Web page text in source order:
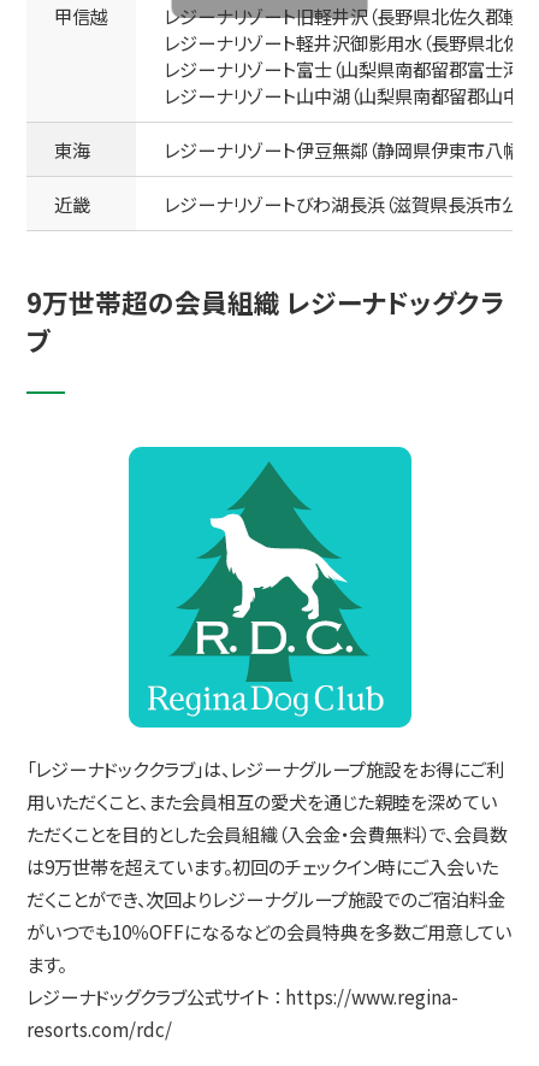
甲信越
レジーナリゾート旧軽井沢（長野県北佐久郡軽
レジーナリゾート軽井沢御影用水（長野県北佐
レジーナリゾート富士（山梨県南都留郡富士河
レジーナリゾート山中湖（山梨県南都留郡山
東海 レジーナリゾート伊豆無鄰（静岡県伊東市八幡
近畿 レジーナリゾートびわ湖長浜（滋賀県長浜市公園
9万世帯超の会員組織 レジーナドッグクラ
ブ
「レジーナドッククラブ」は、レジーナグループ施設をお得にご利
用いただくこと、また会員相互の愛犬を通じた親睦を深めてい
ただくことを目的とした会員組織（入会金・会費無料）で、会員数
は9万世帯を超えています。初回のチェックイン時にご入会いた
だくことができ、次回よりレジーナグループ施設でのご宿泊料金
がいつでも10％OFFになるなどの会員特典を多数ご用意してい
ます。
レジーナドッグクラブ公式サイト ： https://www.regina-
resorts.com/rdc/